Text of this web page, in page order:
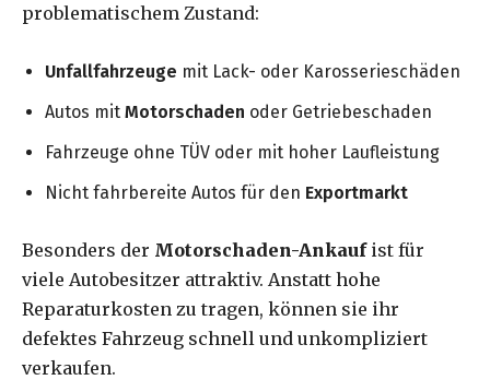
problematischem Zustand:
Unfallfahrzeuge mit Lack- oder Karosserieschäden
Autos mit Motorschaden oder Getriebeschaden
Fahrzeuge ohne TÜV oder mit hoher Laufleistung
Nicht fahrbereite Autos für den Exportmarkt
Besonders der Motorschaden-Ankaufist für
viele Autobesitzer attraktiv. Anstatt hohe
Reparaturkosten zu tragen, können sie ihr
defektes Fahrzeug schnell und unkompliziert
verkaufen.